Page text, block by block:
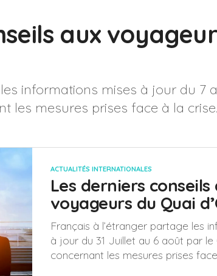
aux
informations mises à jour du 7
les mesures prises face à la
ACTUALITÉS INTERNATIONALES
Les derniers conseils
voyageurs du Quai
Français à l’étranger partage les
à jour du 31 Juillet au 6 août par le
concernant les mesures prises face